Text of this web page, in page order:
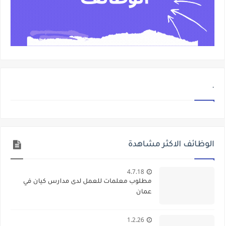
.
الوظائف الاكثر مشاهدة
4.7.18
مطلوب معلمات للعمل لدى مدارس كيان في
عمان
1.2.26